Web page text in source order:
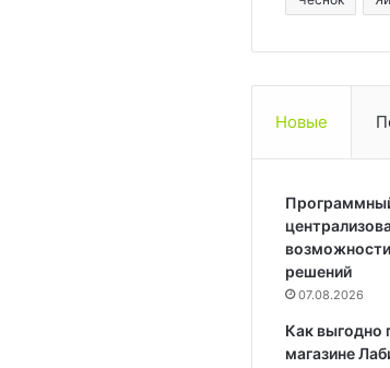
Новые
решений
07.08.2026
Как выгодно
магазине